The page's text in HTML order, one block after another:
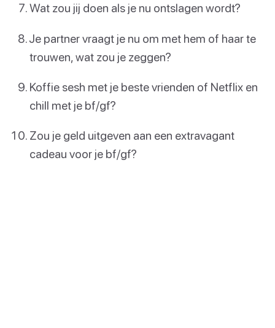
Wat zou jij doen als je nu ontslagen wordt?
Je partner vraagt je nu om met hem of haar te
trouwen, wat zou je zeggen?
Koffie sesh met je beste vrienden of Netflix en
chill met je bf/gf?
Zou je geld uitgeven aan een extravagant
cadeau voor je bf/gf?